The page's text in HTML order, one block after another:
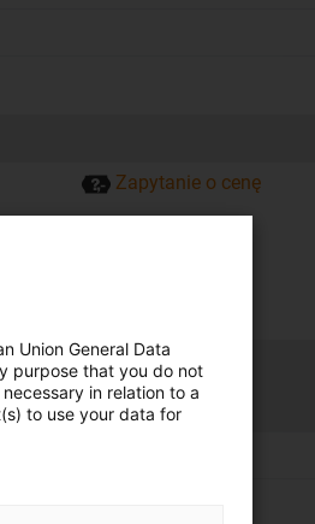
Zapytanie o cenę
K3 K4 Spmin
Union General Data
purpose that you do not
in relation to a
to use your data for